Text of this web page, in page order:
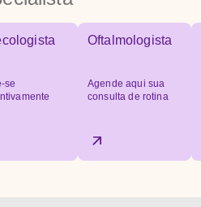
se
Oftalmologista
Agende aqui sua
consulta de rotina